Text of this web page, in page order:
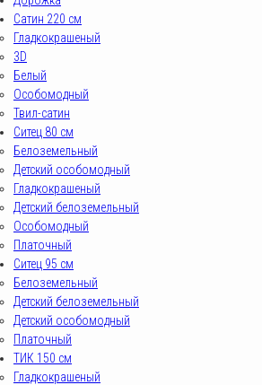
Сатин 220 см
Гладкокрашеный
3D
Белый
Особомодный
Твил-сатин
Ситец 80 см
Белоземельный
Детский особомодный
Гладкокрашеный
Детский белоземельный
Особомодный
Платочный
Ситец 95 см
Белоземельный
Детский белоземельный
Детский особомодный
Платочный
ТИК 150 см
Гладкокрашеный